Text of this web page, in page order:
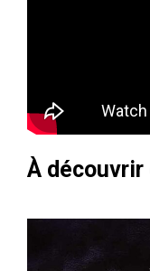
À